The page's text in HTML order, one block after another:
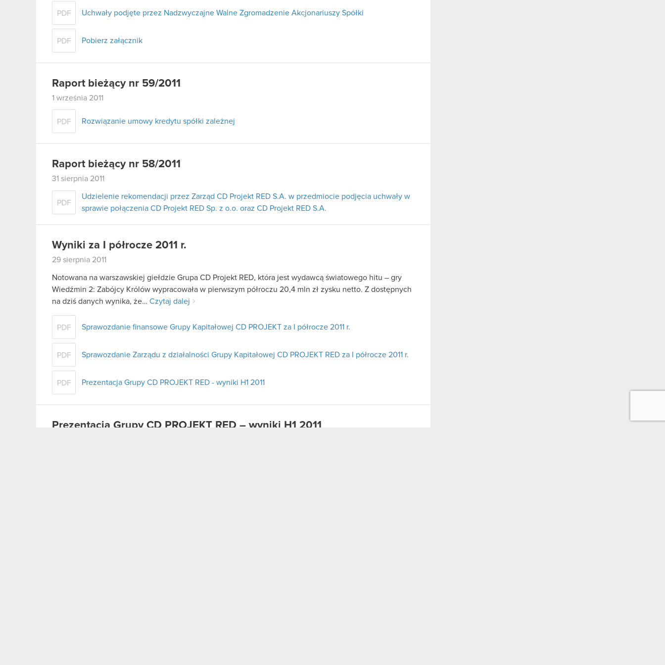
PDF Uchwały podjęte przez Nadzwyczajne Walne Zgromadzenie Akcjonariuszy Spółki
PDF Pobierz załącznik
Raport bieżący nr 59/2011
1 września 2011
PDF Rozwiązanie umowy kredytu spółki zależnej
Raport bieżący nr 58/2011
31 sierpnia 2011
PDF
Udzielenie rekomendacji przez Zarząd CD Projekt RED S.A. w przedmiocie podjęcia uchwały w
sprawie połączenia CD Projekt RED Sp. z o.o. oraz CD Projekt RED S.A.
Wyniki za I półrocze 2011 r.
29 sierpnia 2011
Notowana na warszawskiej giełdzie Grupa CD Projekt RED, która jest wydawcą światowego hitu – gry
Wiedźmin 2: Zabójcy Królów wypracowała w pierwszym półroczu 20,4 mln zł zysku netto. Z dostępnych
na dziś danych wynika, że… Czytaj dalej
PDF Sprawozdanie finansowe Grupy Kapitałowej CD PROJEKT za I półrocze 2011 r.
PDF Sprawozdanie Zarządu z działalności Grupy Kapitałowej CD PROJEKT RED za I półrocze 2011 r.
PDF Prezentacja Grupy CD PROJEKT RED - wyniki H1 2011
Prezentacja Grupy CD PROJEKT RED – wyniki H1 2011